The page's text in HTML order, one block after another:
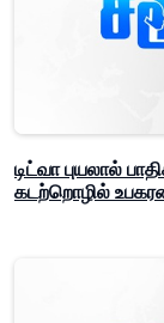
டிட்வா புயலால்
கடற்றொழில்